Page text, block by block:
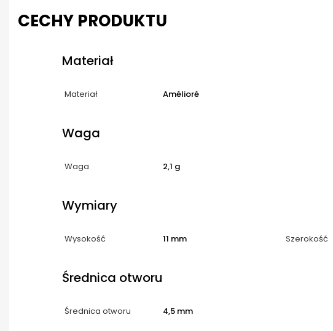
CECHY PRODUKTU
Materiał
Materiał Amélioré
Waga
Waga 2,1 g
Wymiary
Wysokość 11 mm Szerokość
Średnica otworu
Średnica otworu 4,5 mm